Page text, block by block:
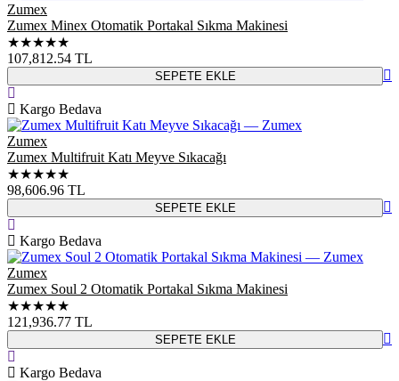
Zumex
Zumex Minex Otomatik Portakal Sıkma Makinesi
★★★★★
107,812.54 TL
SEPETE EKLE
Kargo Bedava
Zumex
Zumex Multifruit Katı Meyve Sıkacağı
★★★★★
98,606.96 TL
SEPETE EKLE
Kargo Bedava
Zumex
Zumex Soul 2 Otomatik Portakal Sıkma Makinesi
★★★★★
121,936.77 TL
SEPETE EKLE
Kargo Bedava